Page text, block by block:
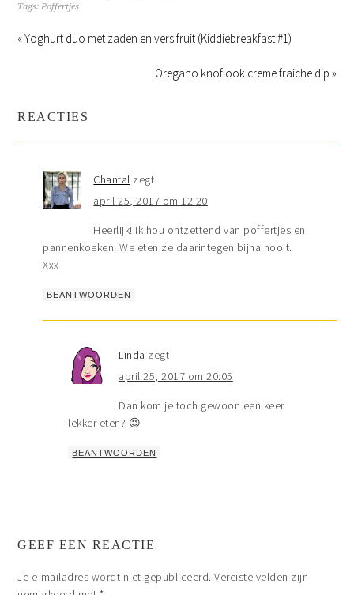
Tags: Poffertjes
« Yoghurt duo met zaden en vers fruit (Kiddiebreakfast #1)
Oregano knoflook creme fraiche dip »
REACTIES
Chantal zegt
april 25, 2017 om 12:20
Heerlijk! Ik hou ontzettend van poffertjes en
pannenkoeken. We eten ze daarintegen bijna nooit.
Xxx
BEANTWOORDEN
Linda zegt
april 25, 2017 om 20:05
Dan kom je toch gewoon een keer
lekker eten? 😉
BEANTWOORDEN
GEEF EEN REACTIE
Je e-mailadres wordt niet gepubliceerd. Vereiste velden zijn